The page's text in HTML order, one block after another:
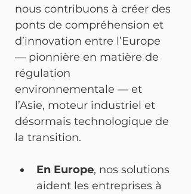
nous contribuons à créer des
ponts de compréhension et
d’innovation entre l’Europe
— pionnière en matière de
régulation
environnementale — et
l’Asie, moteur industriel et
désormais technologique de
la transition.
En Europe, nos solutions
aident les entreprises à